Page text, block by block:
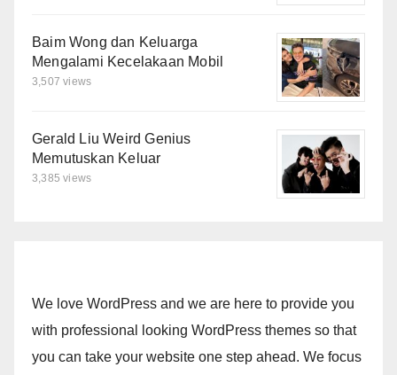
Baim Wong dan Keluarga
Mengalami Kecelakaan Mobil
3,507 views
Gerald Liu Weird Genius
Memutuskan Keluar
3,385 views
We love WordPress and we are here to provide you
with professional looking WordPress themes so that
you can take your website one step ahead. We focus